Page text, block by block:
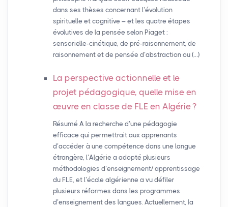
dans ses thèses concernant l’évolution
spirituelle et cognitive – et les quatre étapes
évolutives de la pensée selon Piaget :
sensorielle-cinétique, de pré-raisonnement, de
raisonnement et de pensée d’abstraction ou (…)
La perspective actionnelle et le
projet pédagogique, quelle mise en
œuvre en classe de FLE en Algérie?
Résumé A la recherche d’une pédagogie
efficace qui permettrait aux apprenants
d’accéder à une compétence dans une langue
étrangère, l’Algérie a adopté plusieurs
méthodologies d’enseignement/ apprentissage
du FLE, et l’école algérienne a vu défiler
plusieurs réformes dans les programmes
d’enseignement des langues. Actuellement, la